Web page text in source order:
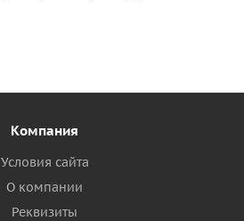
Компания
Условия сайта
О компании
Реквизиты